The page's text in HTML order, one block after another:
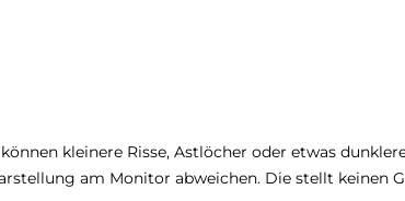
kleinere Risse, Astlöcher oder etwas
am Monitor abweichen. Die stellt keinen